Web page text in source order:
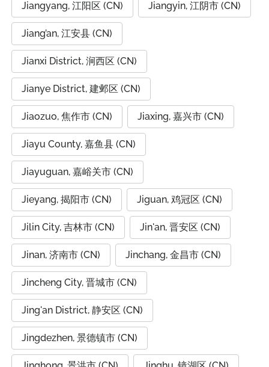
Jiangyang, 江阳区 (CN) Jiangyin, 江阴市 (CN)
Jiang’an, 江安县 (CN)
Jianxi District, 涧西区 (CN)
Jianye District, 建邺区 (CN)
Jiaozuo, 焦作市 (CN) Jiaxing, 嘉兴市 (CN)
Jiayu County, 嘉鱼县 (CN)
Jiayuguan, 嘉峪关市 (CN)
Jieyang, 揭阳市 (CN) Jiguan, 鸡冠区 (CN)
Jilin City, 吉林市 (CN) Jin'an, 晋安区 (CN)
Jinan, 济南市 (CN) Jinchang, 金昌市 (CN)
Jincheng City, 晋城市 (CN)
Jing'an District, 静安区 (CN)
Jingdezhen, 景德镇市 (CN)